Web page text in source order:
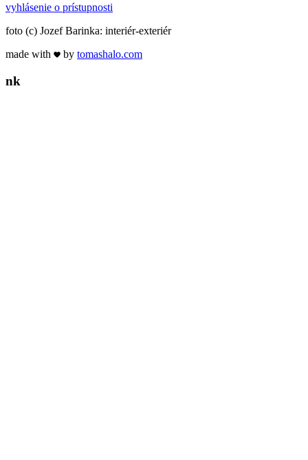
vyhlásenie o prístupnosti
foto (c) Jozef Barinka: interiér-exteriér
made with
by tomashalo.com
nk